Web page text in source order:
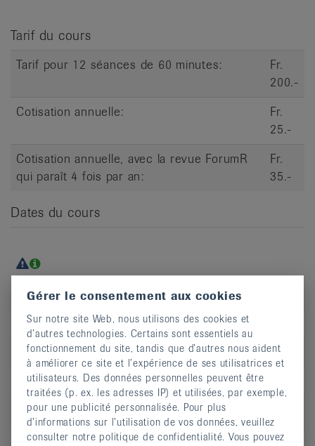
Tarif du cours
Tarif pour 12 séances de 60 minutes:
Fr.
200.-
Cotisation annuelle:
Fr.
25.-
Cotisation annuelle, avec la revue ForumR
qui paraît 4 fois par an:
Fr.
35.-
Dates du cours
Jour
je
Heure
15:45 - 16:45
Adresse
Rue de la Treille 4
CP
2000
Lieu
Neuchâtel
S’inscrire
Gérer le consentement aux cookies
Sur notre site Web, nous utilisons des cookies et
d’autres technologies. Certains sont essentiels au
fonctionnement du site, tandis que d’autres nous aident
à améliorer ce site et l’expérience de ses utilisatrices et
utilisateurs. Des données personnelles peuvent être
traitées (p. ex. les adresses IP) et utilisées, par exemple,
pour une publicité personnalisée. Pour plus
d’informations sur l’utilisation de vos données, veuillez
consulter notre politique de confidentialité. Vous pouvez